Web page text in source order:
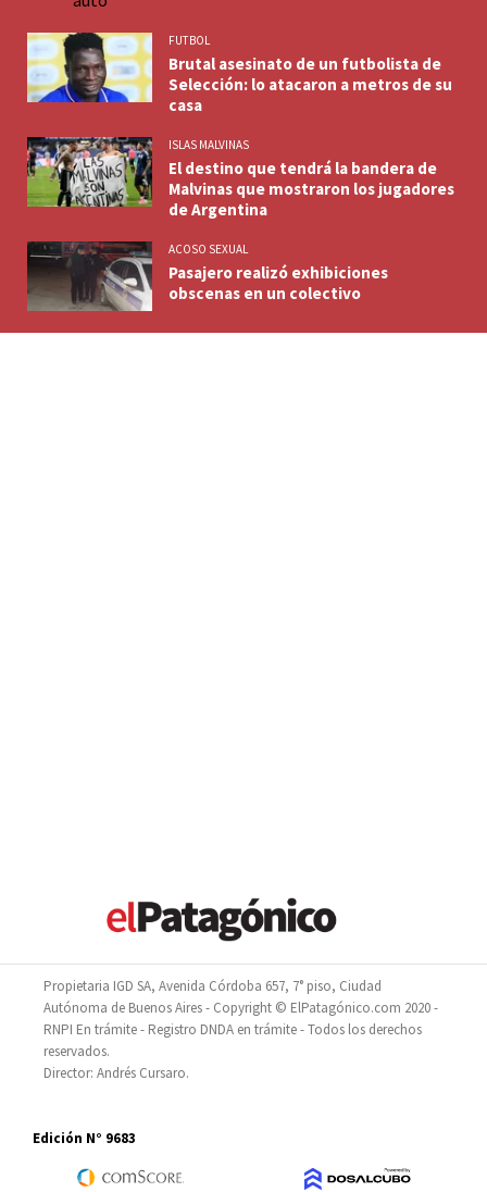
FUTBOL
Brutal asesinato de un futbolista de
Selección: lo atacaron a metros de su
casa
ISLAS MALVINAS
El destino que tendrá la bandera de
Malvinas que mostraron los jugadores
de Argentina
ACOSO SEXUAL
Pasajero realizó exhibiciones
obscenas en un colectivo
Propietaria IGD SA, Avenida Córdoba 657, 7° piso, Ciudad
Autónoma de Buenos Aires - Copyright © ElPatagónico.com 2020 -
RNPI En trámite - Registro DNDA en trámite - Todos los derechos
reservados.
Director: Andrés Cursaro.
Edición N° 9683